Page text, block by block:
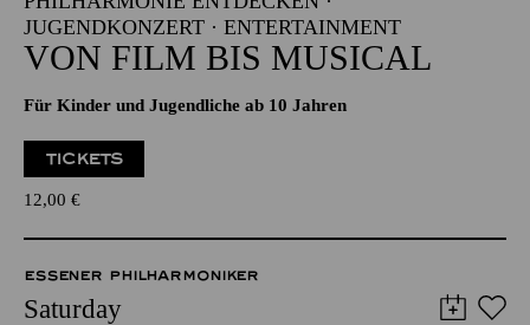
JUGENDKONZERT · ENTERTAINMENT
VON FILM BIS MUSICAL
Für Kinder und Jugendliche ab 10 Jahren
TICKETS
12,00 €
ESSENER PHILHARMONIKER
Saturday